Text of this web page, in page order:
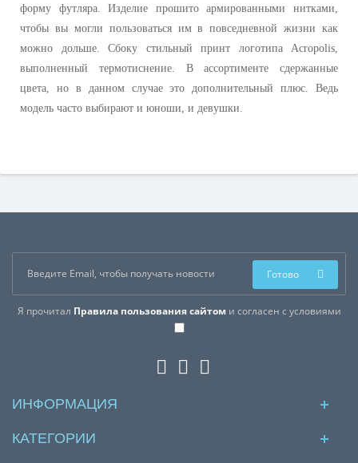
форму футляра. Изделие прошито армированными нитками,
чтобы вы могли пользоваться им в повседневной жизни как
можно дольше. Сбоку стильный принт логотипа Acropolis,
выполненный термотиснение. В ассортименте сдержанные
цвета, но в данном случае это дополнительный плюс. Ведь
модель часто выбирают и юноши, и девушки.
Я прочитал Правила пользования сайтоми согласен с условиями
Готово
ИНФОРМАЦИЯ
КАТЕГОРИИ